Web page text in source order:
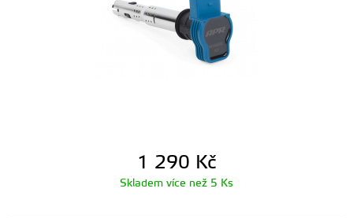
1 290 Kč
Skladem více než 5 Ks